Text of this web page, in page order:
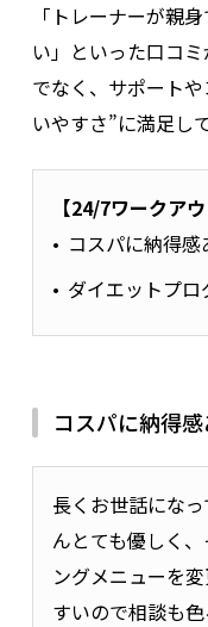
「トレーナーが親
い」といった口コ
でなく、サポート
いやすさ”に満足し
【24/7ワークア
コスパに納得感
ダイエットプ
コスパに納得感
長くお世話にな
んとても優しく
ングメニューを
すいので相談も